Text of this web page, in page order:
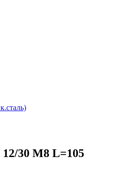
12/30 М8 L=105